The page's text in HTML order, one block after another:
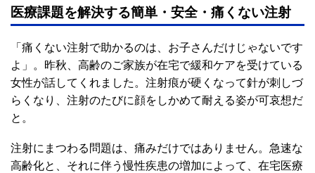
医療課題を解決する簡単・安全・痛くない注射
「痛くない注射で助かるのは、お子さんだけじゃないです
よ」。昨秋、高齢のご家族が在宅で緩和ケアを受けている
女性が話してくれました。注射痕が硬くなって針が刺しづ
らくなり、注射のたびに顔をしかめて耐える姿が可哀想だ
と。
注射にまつわる問題は、痛みだけではありません。急速な
高齢化と、それに伴う慢性疾患の増加によって、在宅医療